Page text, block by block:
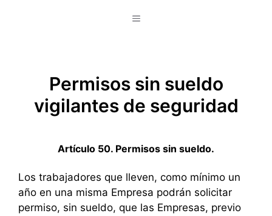
Menú
Permisos sin sueldo
vigilantes de seguridad
Artículo 50. Permisos sin sueldo.
Los trabajadores que lleven, como mínimo un
año en una misma Empresa podrán solicitar
permiso, sin sueldo, que las Empresas, previo